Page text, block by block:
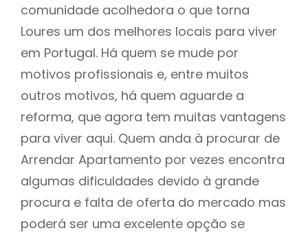
comunidade acolhedora o que torna
Loures um dos melhores locais para viver
em Portugal. Há quem se mude por
motivos profissionais e, entre muitos
outros motivos, há quem aguarde a
reforma, que agora tem muitas vantagens
para viver aqui. Quem anda à procurar de
Arrendar Apartamento por vezes encontra
algumas dificuldades devido à grande
procura e falta de oferta do mercado mas
poderá ser uma excelente opção se